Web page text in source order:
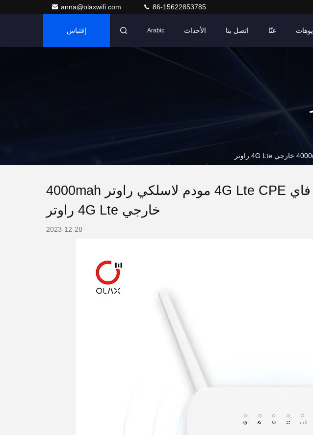
anna@olaxwifi.com 86-15622853785
عنّا اتصل بنا الأحداث Arabic إقتباس
OLAX AX6Pro بطاقة سيم وايد فاي 4G Lte CPE مودم لاسلكي راوتر 4000mah
خارجي 4G Lte راوتر
2023-12-28